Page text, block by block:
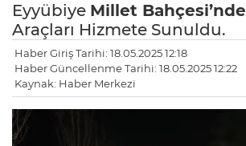
Eyyübiye Millet Bahçesi’nde
Araçları Hizmete Sunuldu.
Haber Giriş Tarihi: 18.05.2025 12:18
Haber Güncellenme Tarihi: 18.05.2025 12:22
Kaynak: Haber Merkezi